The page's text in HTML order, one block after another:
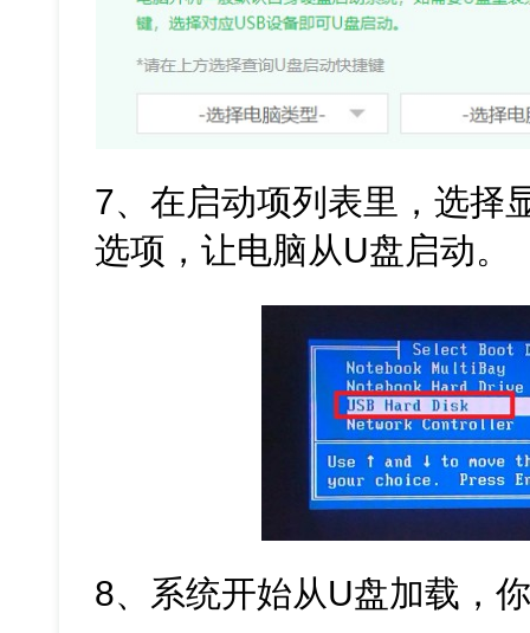
7、在启动项列表里，选择
选项，让电脑从U盘启动。
8、系统开始从U盘加载，